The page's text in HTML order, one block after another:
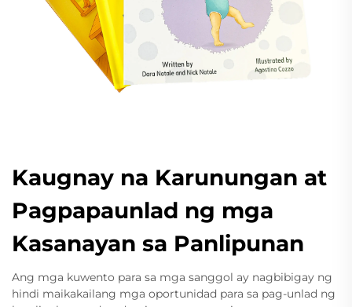
Kaugnay na Karunungan at
Pagpapaunlad ng mga
Kasanayan sa Panlipunan
Ang mga kuwento para sa mga sanggol ay nagbibigay ng
hindi maikakailang mga oportunidad para sa pag-unlad ng